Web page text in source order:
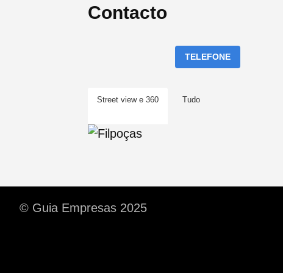
Contacto
TELEFONE
Street view e 360 Tudo
© Guia Empresas 2025